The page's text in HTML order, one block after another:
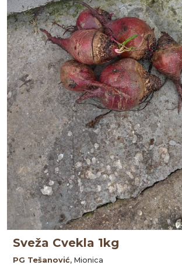
Sveža Cvekla 1kg
PG Tešanović, Mionica